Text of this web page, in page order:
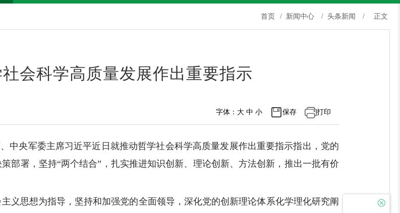
首页 / 新闻中心 / 头条新闻 / 正文
会科学高质量发展作出重要指示
打印
保存
字体： 大 中 小
中央军委主席习近平近日就推动哲学社会科学高质量发展作出重要指示指出，党的
部署，坚持“两个结合”，扎实推进知识创新、理论创新、方法创新，推出一批有价
义思想为指导，坚持和加强党的全面领导，深化党的创新理论体系化学理化研究阐